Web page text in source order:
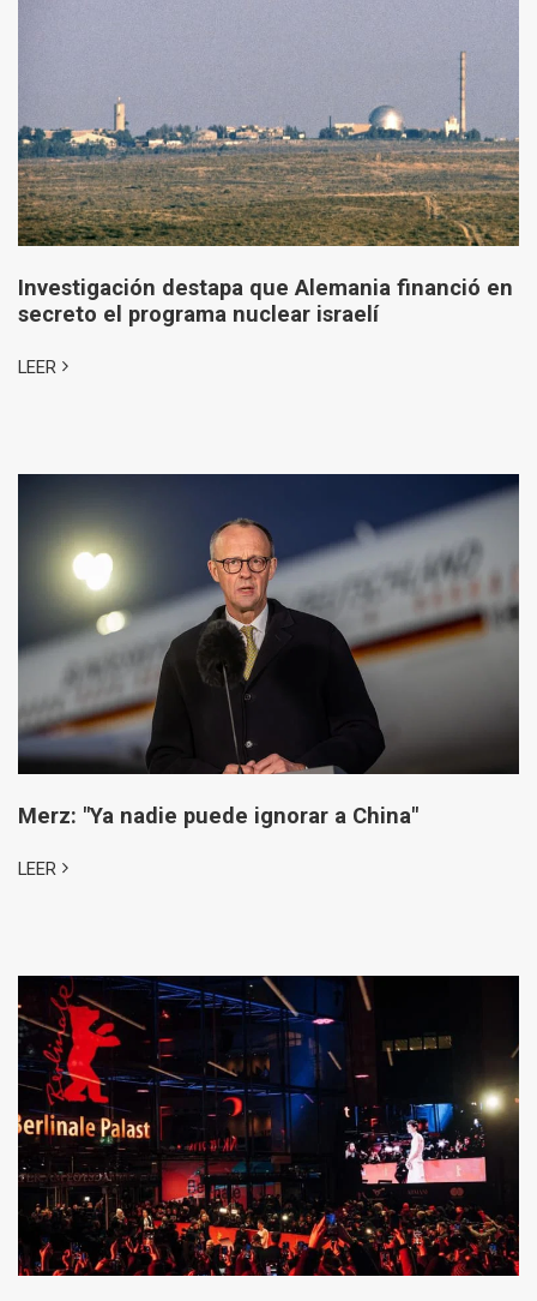
Investigación destapa que Alemania financió en
secreto el programa nuclear israelí
LEER
Merz: "Ya nadie puede ignorar a China"
LEER